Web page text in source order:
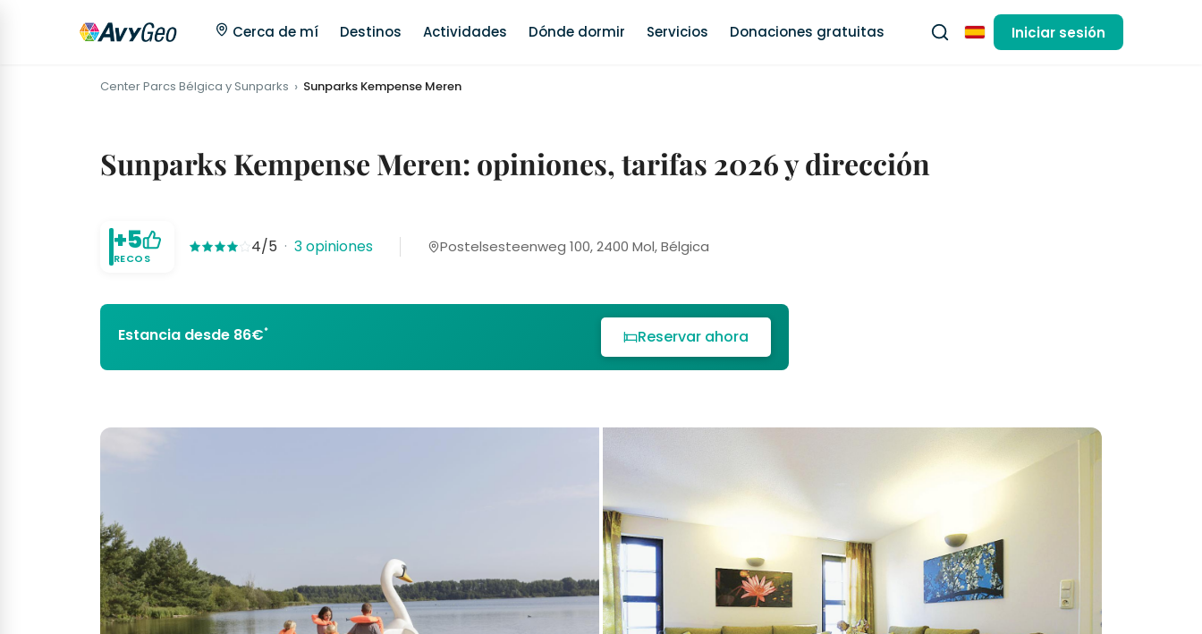
Cerca de mí Destinos Actividades Dónde dormir Servicios Donaciones gratuitas Español Iniciar sesión
Center Parcs Bélgica y Sunparks Sunparks Kempense Meren
Sunparks Kempense Meren: opiniones, tarifas 2026 y dirección
+5
RECOS
4/5 · 3 opiniones Postelsesteenweg 100, 2400 Mol, Bélgica
Estancia desde 86€* Reservar ahora